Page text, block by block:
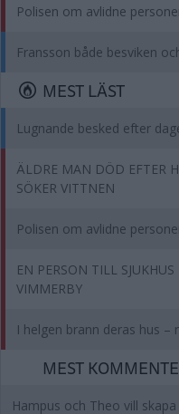
Polisen om avlidne
Fransson både besviken
MEST LÄST
Lugnande besked efter
ÄLDRE MAN DÖD EFTER
SÖKER VITTNEN
Polisen om avlidne
EN PERSON TILL
VIMMERBY
I helgen brann deras hus
MEST
Hampus och Theo vill